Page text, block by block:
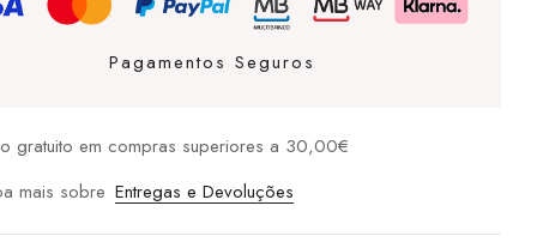
Pagamentos Seguros
gratuito em compras superiores a 30,00€
mais sobre Entregas e Devoluções